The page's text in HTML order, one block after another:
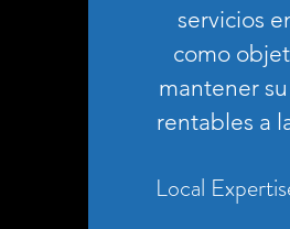
servicios
como
mantener
rentables a
Local